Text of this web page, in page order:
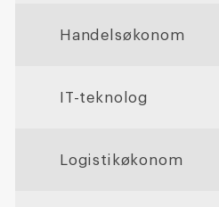
Handelsøkonom
IT-teknolog
Logistikøkonom